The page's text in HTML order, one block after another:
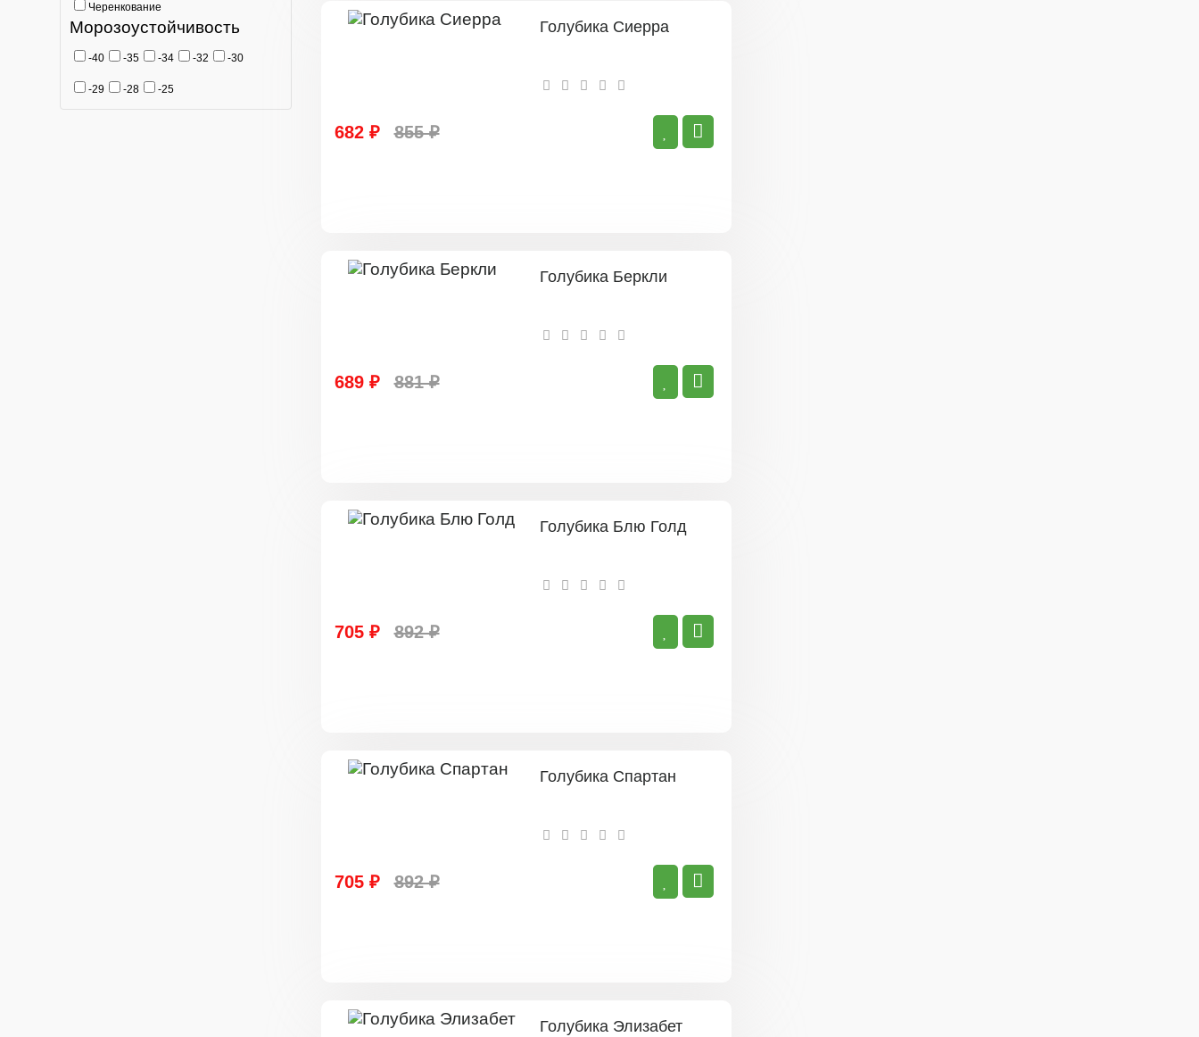
Черенкование
Морозоустойчивость
-40 -35 -34 -32 -30
-29 -28 -25
Голубика Сиерра
682 ₽ 855 ₽
Голубика Беркли
689 ₽ 881 ₽
Голубика Блю Голд
705 ₽ 892 ₽
Голубика Спартан
705 ₽ 892 ₽
Голубика Элизабет